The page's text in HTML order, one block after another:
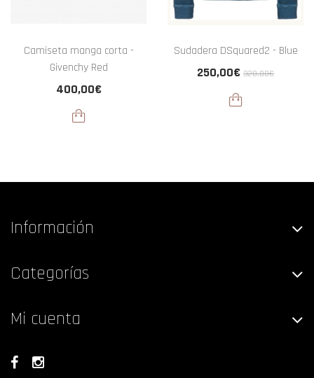
Camiseta manga corta -
Givenchy Red
400,00€
Sudadera DSquared2 - Blue
250,00€ 320,00€
Información
Categorías
Mi cuenta